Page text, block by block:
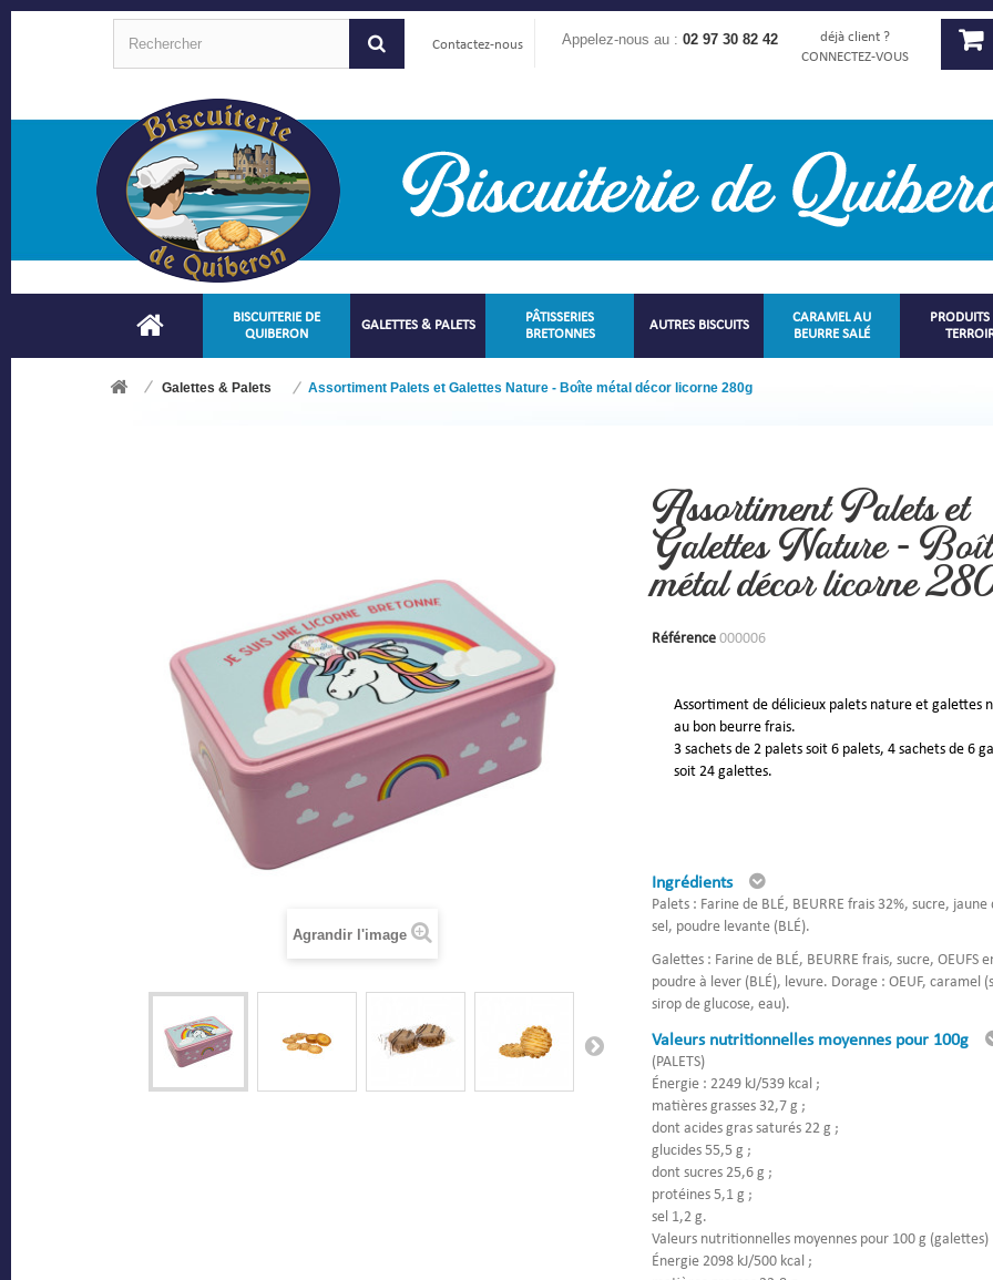
Contactez-nous Appelez-nous au : 02 97 30 82 42
déjà client ?
CONNECTEZ-VOUS
BISCUITERIE DE
QUIBERON
GALETTES & PALETS
PÂTISSERIES
BRETONNES
AUTRES BISCUITS
CARAMEL AU
BEURRE SALÉ
PRODUITS
Galettes & Palets Assortiment Palets et Galettes Nature - Boîte métal décor licorne 280g
Agrandir l'image
Assortiment Palets et
Galettes Nature -
métal décor licorne
Référence 000006
Assortiment de délicieux palets nature et galettes
au bon beurre frais.
3 sachets de 2 palets soit 6 palets, 4 sachets de 6
soit 24 galettes.
Ingrédients
Palets : Farine de BLÉ, BEURRE frais 32%, sucre, jaune
sel, poudre levante (BLÉ).
Galettes : Farine de BLÉ, BEURRE frais, sucre, OEUFS
poudre à lever (BLÉ), levure. Dorage : OEUF, caramel
sirop de glucose, eau).
Valeurs nutritionnelles moyennes pour 100g
(PALETS)
Énergie : 2249 kJ/539 kcal ;
matières grasses 32,7 g ;
dont acides gras saturés 22 g ;
glucides 55,5 g ;
dont sucres 25,6 g ;
protéines 5,1 g ;
sel 1,2 g.
Valeurs nutritionnelles moyennes pour 100 g
Énergie 2098 kJ/500 kcal ;